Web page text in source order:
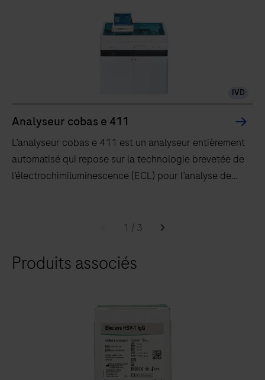
IVD
Analyseur cobas e 411
L’analyseur cobas e 411 est un analyseur entièrement
automatisé qui repose sur la technologie brevetée de
l’électrochimiluminescence (ECL) pour l’analyse de
un
1 / 3
Produits associés